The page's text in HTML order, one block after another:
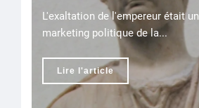
L'exaltation de l'empereur était
marketing politique de la...
Lire l'article